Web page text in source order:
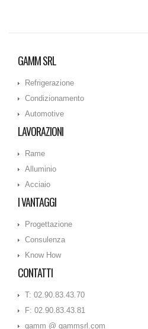
GAMM SRL
Refrigerazione
Condizionamento
Automotive
LAVORAZIONI
Rame
Alluminio
Acciaio
I VANTAGGI
Progettazione
Consulenza
Know How
CONTATTI
T: 02.90.83.43.70
F: 02.90.83.43.81
gamm @ gammsrl.com